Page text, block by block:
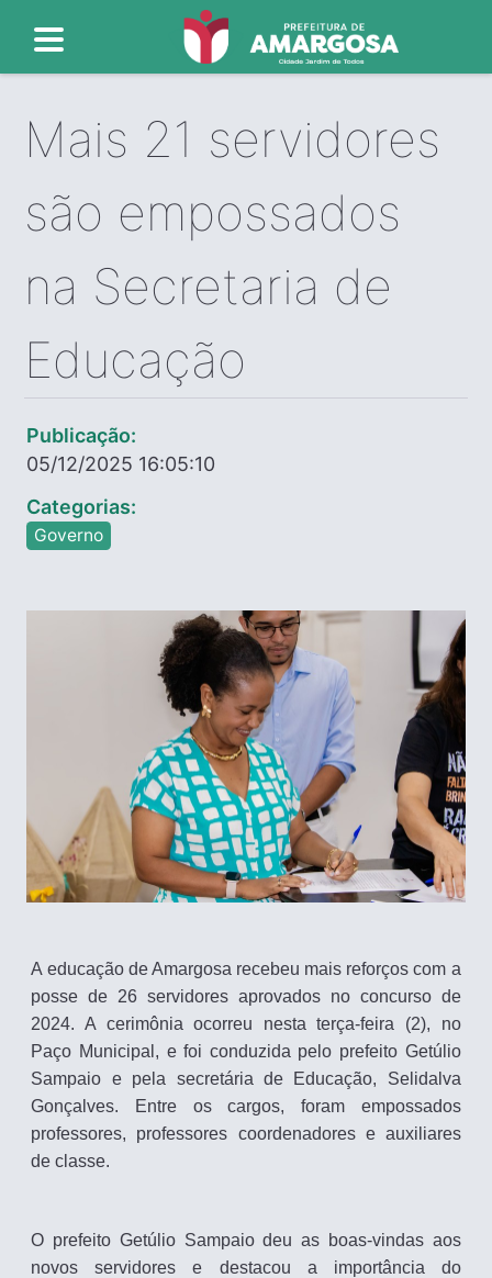
Mais 21 servidores
são empossados
na Secretaria de
Educação
Publicação:
05/12/2025 16:05:10
Categorias:
Governo
A educação de Amargosa recebeu mais reforços com a
posse de 26 servidores aprovados no concurso de
2024. A cerimônia ocorreu nesta terça-feira (2), no
Paço Municipal, e foi conduzida pelo prefeito Getúlio
Sampaio e pela secretária de Educação, Selidalva
Gonçalves. Entre os cargos, foram empossados
professores, professores coordenadores e auxiliares
de classe.
O prefeito Getúlio Sampaio deu as boas-vindas aos
novos servidores e destacou a importância do